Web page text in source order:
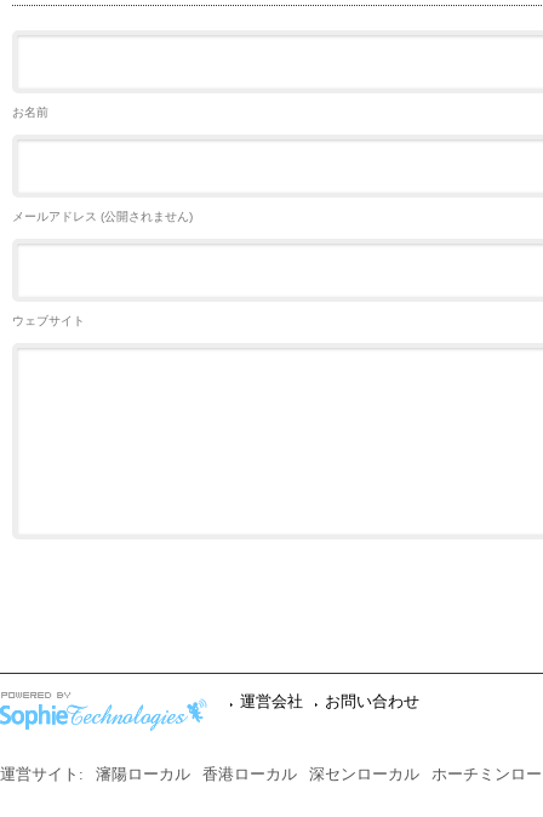
お名前
メールアドレス (公開されません)
ウェブサイト
運営会社 お問い合わせ
運営サイト: 瀋陽ローカル 香港ローカル 深センローカル ホーチミンロ